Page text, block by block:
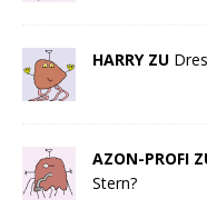
HARRY ZU
AZON-PROFI
Stern?